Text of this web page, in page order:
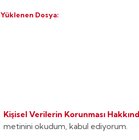
Yüklenen Dosya:
Kişisel Verilerin Korunması
metinini okudum, kabul ediyorum.